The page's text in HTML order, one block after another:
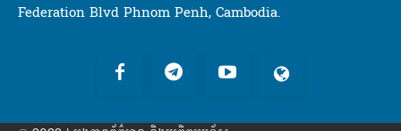
Federation Blvd Phnom Penh, Cambodia.